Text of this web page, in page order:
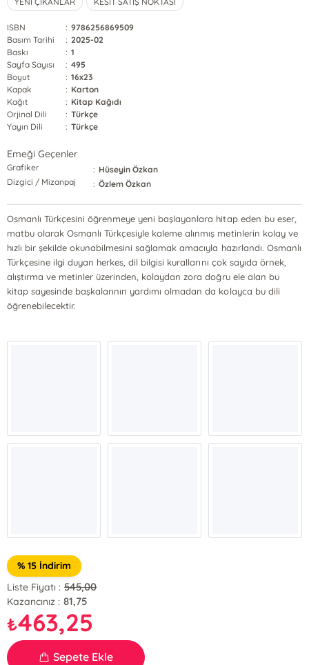
ISBN : 9786256869509
Basım Tarihi
: 2025-02
Baskı
: 1
Sayfa Sayısı
: 495
Boyut
: 16x23
Kapak
: Karton
Kağıt
: Kitap Kağıdı
Orjinal Dili
: Türkçe
Yayın Dili
: Türkçe
Emeği Geçenler
Grafiker : Hüseyin Özkan
Dizgici / Mizanpaj
: Özlem Özkan
Osmanlı Türkçesini öğrenmeye yeni başlayanlara hitap eden bu eser,
matbu olarak Osmanlı Türkçesiyle kaleme alınmış metinlerin kolay ve
hızlı bir şekilde okunabilmesini sağlamak amacıyla hazırlandı. Osmanlı
Türkçesine ilgi duyan herkes, dil bilgisi kurallarını çok sayıda örnek,
alıştırma ve metinler üzerinden, kolaydan zora doğru ele alan bu
kitap sayesinde başkalarının yardımı olmadan da kolayca bu dili
öğrenebilecektir.
% 15 İndirim
Liste Fiyatı : 545,00
Kazancınız : 81,75
₺463,25
Sepete Ekle